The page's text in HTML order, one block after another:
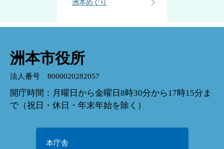
洲本めぐり
洲本市役所
法人番号 8000020282057
開庁時間：月曜日から金曜日8時30分から17時15分ま
で（祝日・休日・年末年始を除く）
本庁舎